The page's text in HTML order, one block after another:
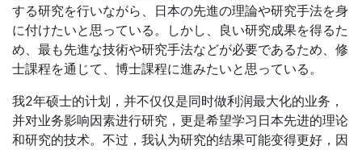
する研究を行いながら、日本の先進の理論や研究手法を身
に付けたいと思っている。しかし、良い研究成果を得るた
め、最も先進な技術や研究手法などが必要であるため、修
士課程を通じて、博士課程に進みたいと思っている。
我2年硕士的计划，并不仅仅是同时做利润最大化的业务，
并对业务影响因素进行研究，更是希望学习日本先进的理论
和研究的技术。不过，我认为研究的结果可能变得更好，因